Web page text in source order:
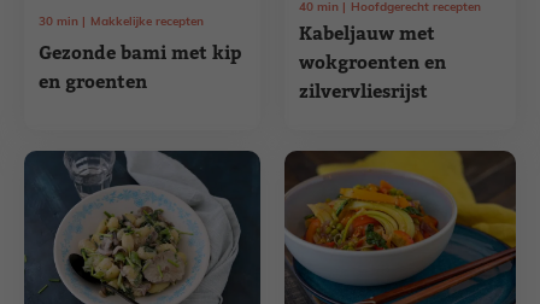
Gezonde bami met kip
en groenten
30 min Makkelijke recepten
Kabeljauw met
wokgroenten en
zilvervliesrijst
40 min Hoofdgerecht recepten